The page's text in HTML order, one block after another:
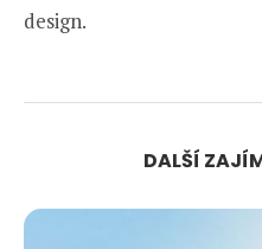
design.
DALŠÍ